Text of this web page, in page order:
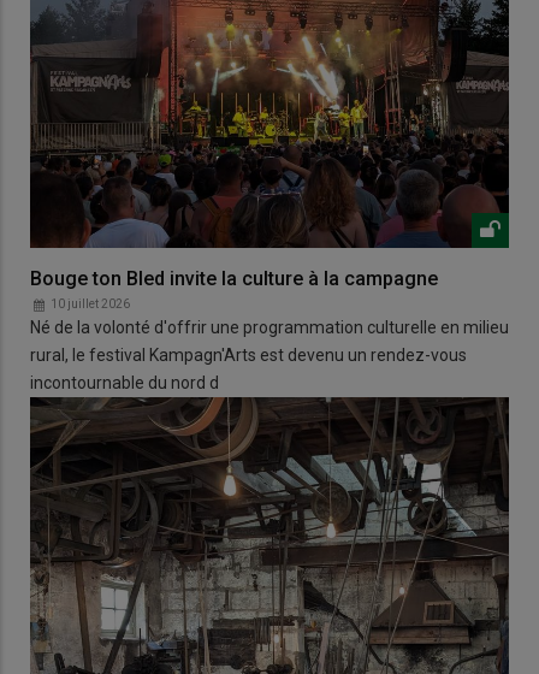
Bouge ton Bled invite la culture à la campagne
10 juillet 2026
Né de la volonté d'offrir une programmation culturelle en milieu
rural, le festival Kampagn'Arts est devenu un rendez-vous
incontournable du nord d